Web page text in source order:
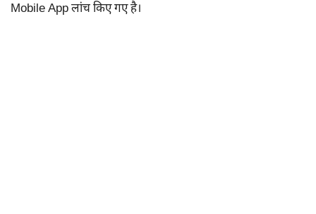
Mobile App लांच किए गए है।